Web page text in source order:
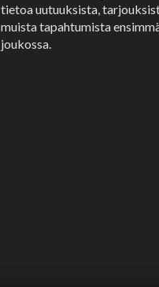
tietoa uutuuksista,
muista tapahtumista
joukossa.